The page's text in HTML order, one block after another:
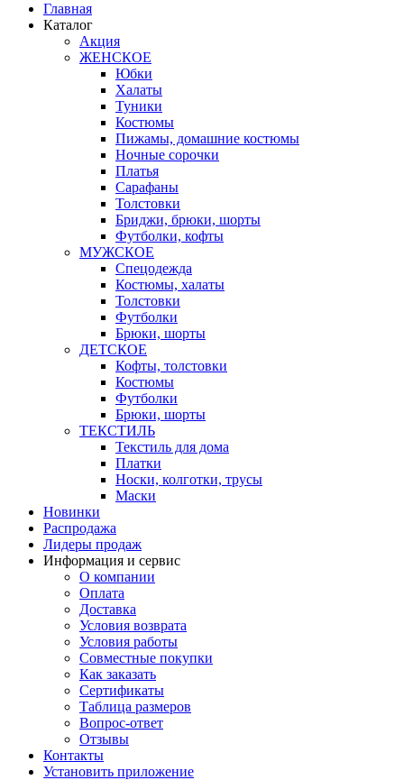
Главная
Каталог
Акция
ЖЕНСКОЕ
Юбки
Халаты
Туники
Костюмы
Пижамы, домашние костюмы
Ночные сорочки
Платья
Сарафаны
Толстовки
Бриджи, брюки, шорты
Футболки, кофты
МУЖСКОЕ
Спецодежда
Костюмы, халаты
Толстовки
Футболки
Брюки, шорты
ДЕТСКОЕ
Кофты, толстовки
Костюмы
Футболки
Брюки, шорты
ТЕКСТИЛЬ
Текстиль для дома
Платки
Носки, колготки, трусы
Маски
Новинки
Распродажа
Лидеры продаж
Информация и сервис
О компании
Оплата
Доставка
Условия возврата
Условия работы
Совместные покупки
Как заказать
Сертификаты
Таблица размеров
Вопрос-ответ
Отзывы
Контакты
Установить приложение